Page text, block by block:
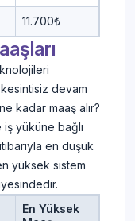
11.700₺
devam
kadar maaş alır?
iş yüküne bağlı
en düşük
yüksek sistem
En Yüksek